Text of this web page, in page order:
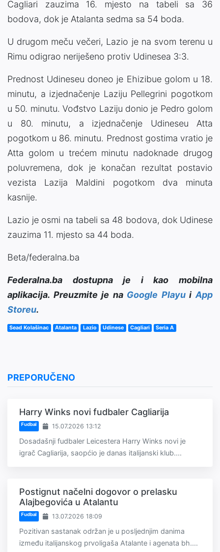
Cagliari zauzima 16. mjesto na tabeli sa 36
bodova, dok je Atalanta sedma sa 54 boda.
U drugom meču večeri, Lazio je na svom terenu u
Rimu odigrao neriješeno protiv Udinesea 3:3.
Prednost Udineseu doneo je Ehizibue golom u 18.
minutu, a izjednačenje Laziju Pellegrini pogotkom
u 50. minutu. Vođstvo Laziju donio je Pedro golom
u 80. minutu, a izjednačenje Udineseu Atta
pogotkom u 86. minutu. Prednost gostima vratio je
Atta golom u trećem minutu nadoknade drugog
poluvremena, dok je konačan rezultat postavio
vezista Lazija Maldini pogotkom dva minuta
kasnije.
Lazio je osmi na tabeli sa 48 bodova, dok Udinese
zauzima 11. mjesto sa 44 boda.
Beta/federalna.ba
Federalna.ba dostupna je i kao mobilna
aplikacija. Preuzmite je na Google PlayuiApp
Storeu.
Sead Kolašinac Atalanta Lazio Udinese Cagliari Seria A
PREPORUČENO
Harry Winks novi fudbaler Cagliarija
Fudbal 15.07.2026 13:12
Dosadašnji fudbaler Leicestera Harry Winks novi je
igrač Cagliarija, saopćio je danas italijanski klub....
Postignut načelni dogovor o prelasku
Alajbegovića u Atalantu
Fudbal 13.07.2026 18:09
Pozitivan sastanak održan je u posljednjim danima
između italijanskog prvoligaša Atalante i agenata bh....